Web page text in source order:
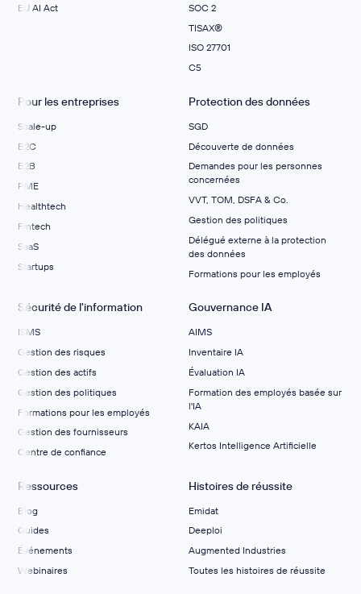
EU AI Act
SOC 2
TISAX®
ISO 27701
C5
Pour les entreprises
Scale-up
B2C
B2B
PME
Healthtech
Fintech
SaaS
Startups
Protection des données
SGD
Découverte de données
Demandes pour les personnes
concernées
VVT, TOM, DSFA & Co.
Gestion des politiques
Délégué externe à la protection
des données
Formations pour les employés
Sécurité de l'information
ISMS
Gestion des risques
Gestion des actifs
Gestion des politiques
Formations pour les employés
Gestion des fournisseurs
Centre de confiance
Gouvernance IA
AIMS
Inventaire IA
Évaluation IA
Formation des employés basée sur
l'IA
KAIA
Kertos Intelligence Artificielle
Ressources
Blog
Guides
Événements
Webinaires
Histoires de réussite
Emidat
Deeploi
Augmented Industries
Toutes les histoires de réussite